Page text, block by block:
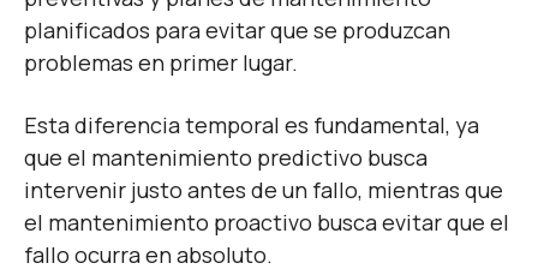
planificados para evitar que se produzcan
problemas en primer lugar.
Esta diferencia temporal es fundamental, ya
que el mantenimiento predictivo busca
intervenir justo antes de un fallo, mientras que
el mantenimiento proactivo busca evitar que el
fallo ocurra en absoluto.